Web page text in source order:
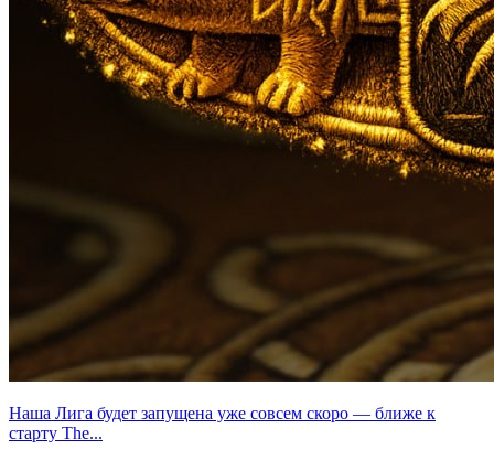
Наша Лига будет запущена уже совсем скоро — ближе к
старту The...